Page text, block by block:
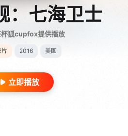
：七海卫士
杯狐cupfox提供播放
片 2016 美国
立即播放